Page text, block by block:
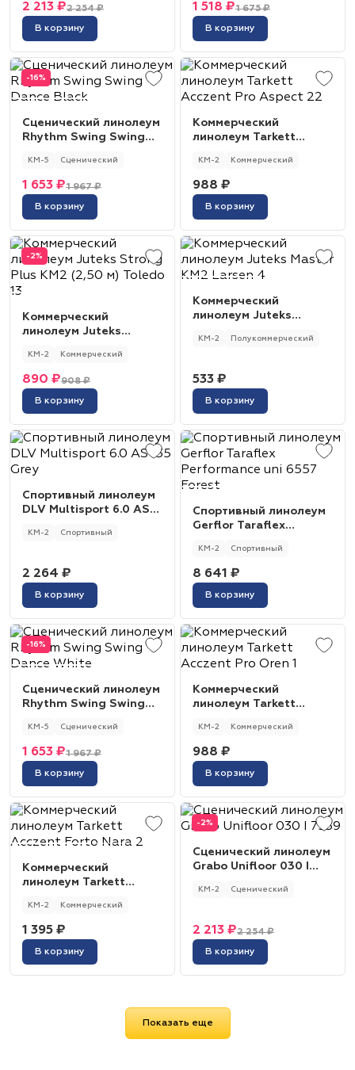
2 254 ₽
2 213 ₽
В корзину
1 675 ₽
1 518 ₽
В корзину
-16%
Сценический линолеум
Rhythm Swing Swing
КМ-5 Сценический
1 967 ₽
1 653 ₽
В корзину
Коммерческий
линолеум Tarkett
КМ-2 Коммерческий
988 ₽
В корзину
-2%
Коммерческий
линолеум Juteks
м) Toledo 13
КМ-2 Коммерческий
908 ₽
890 ₽
В корзину
Коммерческий
линолеум Juteks
КМ-2 Полукоммерческий
533 ₽
В корзину
Спортивный линолеум
DLV Multisport 6.0 AS
КМ-2 Спортивный
2 264 ₽
В корзину
Спортивный линолеум
Gerflor Taraflex
Forest
КМ-2 Спортивный
8 641 ₽
В корзину
-16%
Сценический линолеум
Rhythm Swing Swing
КМ-5 Сценический
1 967 ₽
1 653 ₽
В корзину
Коммерческий
линолеум Tarkett
КМ-2 Коммерческий
988 ₽
В корзину
Коммерческий
линолеум Tarkett
КМ-2 Коммерческий
1 395 ₽
В корзину
-2%
Сценический линолеум
Grabo Unifloor 030 I
КМ-2 Сценический
2 254 ₽
2 213 ₽
В корзину
Показать еще